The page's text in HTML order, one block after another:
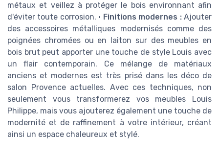
métaux et veillez à protéger le bois environnant afin
d'éviter toute corrosion. • Finitions modernes :Ajouter
des accessoires métalliques modernisés comme des
poignées chromées ou en laiton sur des meubles en
bois brut peut apporter une touche de style Louis avec
un flair contemporain. Ce mélange de matériaux
anciens et modernes est très prisé dans les déco de
salon Provence actuelles. Avec ces techniques, non
seulement vous transformerez vos meubles Louis
Philippe, mais vous ajouterez également une touche de
modernité et de raffinement à votre intérieur, créant
ainsi un espace chaleureux et stylé.